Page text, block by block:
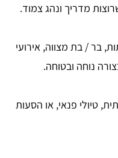
מדריך ונהג צמוד.
בר / בת מצווה, אירועי
נוחה ובטוחה.
טיולי פנאי, או הסעות